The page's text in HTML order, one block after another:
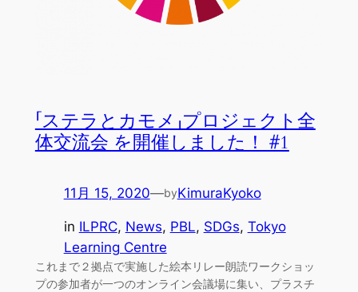
「ステラとカモメ」プロジェクト全
体交流会 を開催しました！ #1
11月 15, 2020—byKimuraKyoko
in ILPRC, News, PBL, SDGs, Tokyo
Learning Centre
これまで２拠点で実施した絵本リレー朗読ワークショッ
プの参加者が一つのオンライン会議場に集い、プラスチ